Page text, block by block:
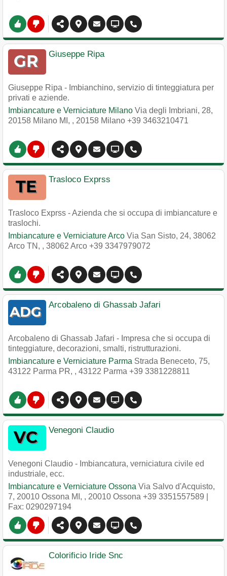
Giuseppe Ripa
Giuseppe Ripa - Imbianchino, servizio di tinteggiatura per
privati e aziende.
Imbiancature e Verniciature Milano Via degli Imbriani, 28,
20158 Milano MI, , 20158 Milano +39 3463210471
Trasloco Exprss
Trasloco Exprss - Azienda che si occupa di imbiancature e
traslochi.
Imbiancature e Verniciature Arco Via San Sisto, 24, 38062
Arco TN, , 38062 Arco +39 3347979072
Arcobaleno di Ghassab Jafari
Arcobaleno di Ghassab Jafari - Impresa che si occupa di
tinteggiature, decorazioni, smalti, ristrutturazioni.
Imbiancature e Verniciature Parma Strada Beneceto, 75,
43122 Parma PR, , 43122 Parma +39 3381228811
Venegoni Claudio
Venegoni Claudio - Imbiancatura, verniciatura civile ed
industriale, ecc.
Imbiancature e Verniciature Ossona Via Salvo d'Acquisto,
7, 20010 Ossona MI, , 20010 Ossona +39 3351557589
Fax: 0290297194
Colorificio Iride Snc